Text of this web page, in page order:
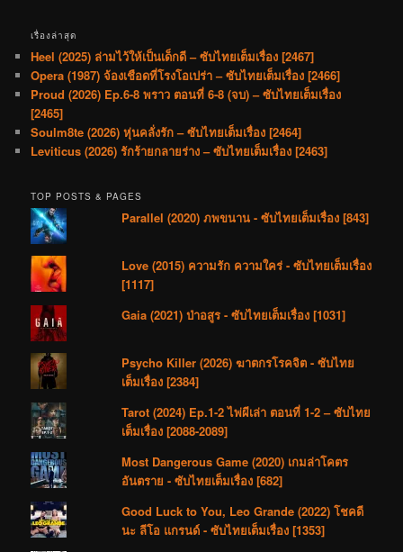
เรื่องล่าสุด
Heel (2025) ล่ามไว้ให้เป็นเด็กดี – ซับไทยเต็มเรื่อง [2467]
Opera (1987) จ้องเชือดที่โรงโอเปร่า – ซับไทยเต็มเรื่อง [2466]
Proud (2026) Ep.6-8 พราว ตอนที่ 6-8 (จบ) – ซับไทยเต็มเรื่อง
[2465]
Soulm8te (2026) หุ่นคลั่งรัก – ซับไทยเต็มเรื่อง [2464]
Leviticus (2026) รักร้ายกลายร่าง – ซับไทยเต็มเรื่อง [2463]
TOP POSTS & PAGES
Parallel (2020) ภพขนาน - ซับไทยเต็มเรื่อง [843]
Love (2015) ความรัก ความใคร่ - ซับไทยเต็มเรื่อง
[1117]
Gaia (2021) ป่าอสูร - ซับไทยเต็มเรื่อง [1031]
Psycho Killer (2026) ฆาตกรโรคจิต - ซับไทย
เต็มเรื่อง [2384]
Tarot (2024) Ep.1-2 ไพ่ผีเล่า ตอนที่ 1-2 – ซับไทย
เต็มเรื่อง [2088-2089]
Most Dangerous Game (2020) เกมล่าโคตร
อันตราย - ซับไทยเต็มเรื่อง [682]
Good Luck to You, Leo Grande (2022) โชคดี
นะ ลีโอ แกรนด์ - ซับไทยเต็มเรื่อง [1353]